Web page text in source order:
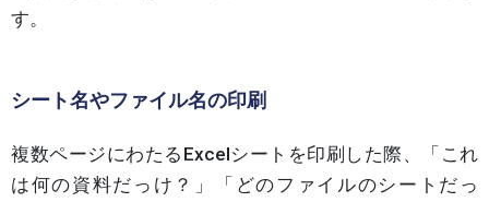
す。
シート名やファイル名の印刷
複数ページにわたるExcelシートを印刷した際、「これ
は何の資料だっけ？」「どのファイルのシートだっ